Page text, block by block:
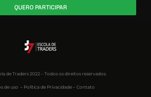
QUERO PARTICIPAR
de Traders 2022 – Todos os direitos reservados.
de uso – Política de Privacidade–Contato